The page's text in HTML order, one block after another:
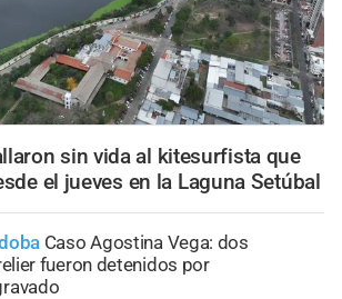
sin vida al kitesurfista que
el jueves en la Laguna Setúbal
Caso Agostina Vega: dos
fueron detenidos por